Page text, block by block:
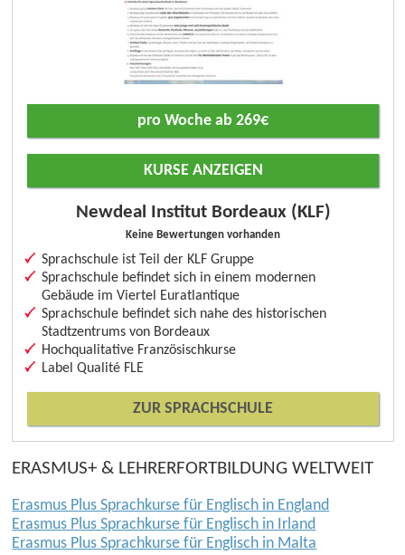
Newdeal Institut Bordeaux (KLF)
Keine Bewertungen vorhanden
Sprachschule ist Teil der KLF Gruppe
Sprachschule befindet sich in einem modernen
Gebäude im Viertel Euratlantique
Sprachschule befindet sich nahe des historischen
Stadtzentrums von Bordeaux
Hochqualitative Französischkurse
Label Qualité FLE
ZUR SPRACHSCHULE
pro Woche ab 269€
KURSE ANZEIGEN
ERASMUS+ & LEHRERFORTBILDUNG WELTWEIT
Erasmus Plus Sprachkurse für Englisch in England
Erasmus Plus Sprachkurse für Englisch in Irland
Erasmus Plus Sprachkurse für Englisch in Malta